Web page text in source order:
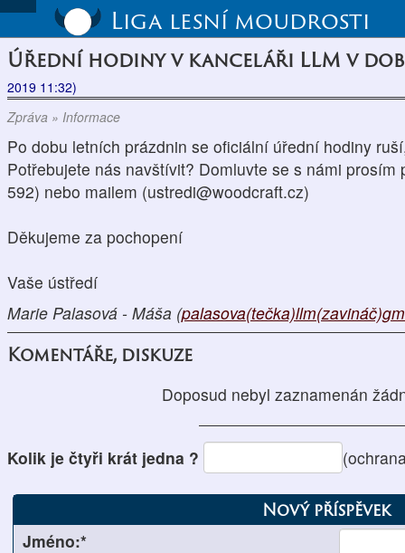
Liga lesní moudrosti
Úřední hodiny v kanceláři LLM v
2019 11:32)
Zpráva » Informace
Po dobu letních prázdnin se oficiální úřední hodiny
Potřebujete nás navštívit? Domluvte se s námi prosím
592) nebo mailem (ustredi@woodcraft.cz)
Děkujeme za pochopení
Vaše ústředí
Marie Palasová - Máša (
Komentáře, diskuze
Doposud nebyl zaznamenán
Kolik je čtyři krát jedna ?
Nový příspěvek
Jméno:*